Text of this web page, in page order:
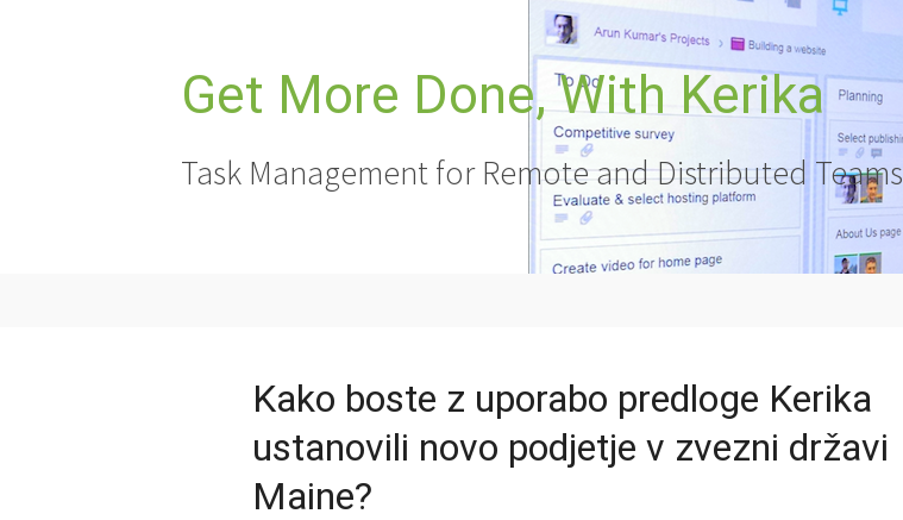
Get More Done, With Kerika
Task Management for Remote and Distributed Teams
Kako boste z uporabo predloge Kerika
ustanovili novo podjetje v zvezni državi
Maine?